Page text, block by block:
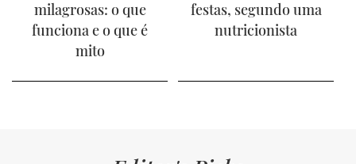
milagrosas: o que
funciona e o que é
mito
festas, segundo uma
nutricionista